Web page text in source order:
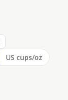
US cups/oz